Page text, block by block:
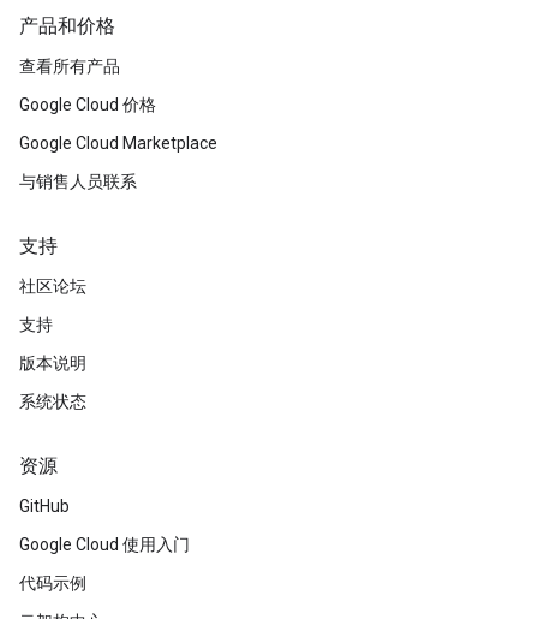
产品和价格
查看所有产品
Google Cloud 价格
Google Cloud Marketplace
与销售人员联系
支持
社区论坛
支持
版本说明
系统状态
资源
GitHub
Google Cloud 使用入门
代码示例